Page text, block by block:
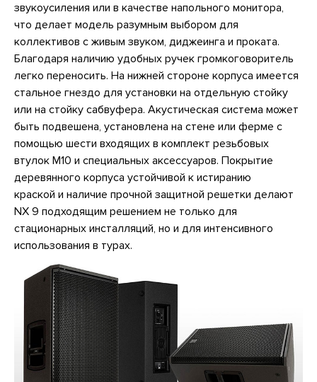
звукоусиления или в качестве напольного монитора,
что делает модель разумным выбором для
коллективов с живым звуком, диджеинга и проката.
Благодаря наличию удобных ручек громкоговоритель
легко переносить. На нижней стороне корпуса имеется
стальное гнездо для установки на отдельную стойку
или на стойку сабвуфера. Акустическая система может
быть подвешена, установлена на стене или ферме с
помощью шести входящих в комплект резьбовых
втулок M10 и специальных аксессуаров. Покрытие
деревянного корпуса устойчивой к истиранию
краской и наличие прочной защитной решетки делают
NX 9 подходящим решением не только для
стационарных инсталляций, но и для интенсивного
использования в турах.